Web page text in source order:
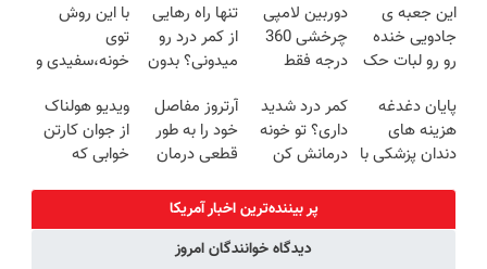
روزه ساخت!
(پرسش‌نامه)
این جعبه ی
جادویی خنده
رو رو لبات حک
خرید40%تخفیف
دوربین لامپی
چرخشی 360
درجه فقط
🔥 پرداخت
درب منزل
تنها راه رهایی
از کمر درد رو
میدونی؟ بدون
(◂پرسش‌نامه)
با این روش
توی
خونه،سفیدی و
برگردون
(40%off)
پایان دغدغه
هزینه های
دندان پزشکی با
کمر درد شدید
داری؟ تو خونه
درمانش کن
رو پرکن)
آرتروز مفاصل
خود را به طور
قطعی درمان
◗پرسش‌نامه◖
ویدیو هولناک
از جوان کارتن
خوابی که
پر بیننده‌ترین اخبار آمریکا
دیدگاه خوانندگان امروز